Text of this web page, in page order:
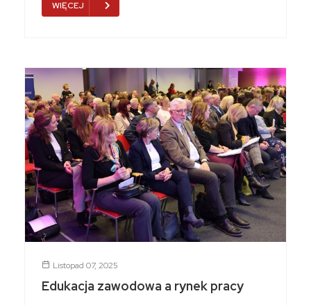
WIĘCEJ
Listopad 07, 2025
Edukacja zawodowa a rynek pracy